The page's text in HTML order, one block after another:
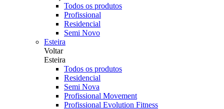
Todos os produtos
Profissional
Residencial
Semi Novo
Esteira
Voltar
Esteira
Todos os produtos
Residencial
Semi Nova
Profissional Movement
Profissional Evolution Fitness